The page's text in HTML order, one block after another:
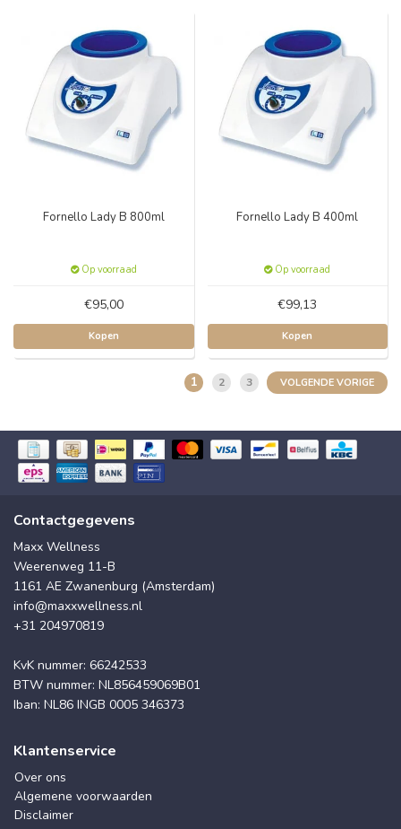
Fornello Lady B 800ml
Op voorraad
€95,00
Kopen
Fornello Lady B 400ml
Op voorraad
€99,13
Kopen
1 2 3 VOLGENDE VORIGE
Contactgegevens
Maxx Wellness
Weerenweg 11-B
1161 AE Zwanenburg (Amsterdam)
info@maxxwellness.nl
+31 204970819
KvK nummer: 66242533
BTW nummer: NL856459069B01
Iban: NL86 INGB 0005 346373
Klantenservice
Over ons
Algemene voorwaarden
Disclaimer